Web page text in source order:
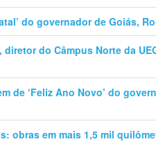
do governador de Goiás,
diretor do Câmpus Norte da
de ‘Feliz Ano Novo’ do
obras em mais 1,5 mil